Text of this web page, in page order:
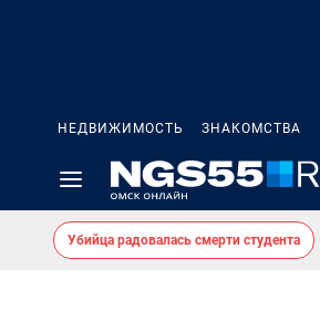
НЕДВИЖИМОСТЬ ЗНАКОМСТВА
Убийца радовалась смерти студента